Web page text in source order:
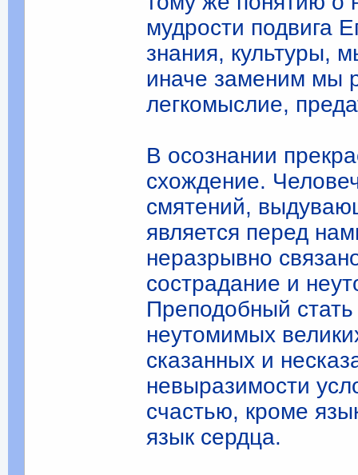
мудрости подвига
знания, культуры,
иначе заменим мы
легкомыслие,
В осознании
схожде­ние.
смятений,
является перед
неразрывно
сострадание и
Преподоб­ный
неутомимых
сказанных и
невыразимости
счастью, кроме
язык сердца.